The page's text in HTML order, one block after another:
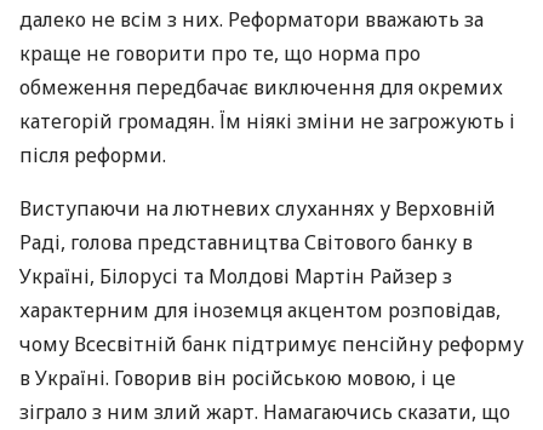
далеко не всім з них. Реформатори вважають за
краще не говорити про те, що норма про
обмеження передбачає виключення для окремих
категорій громадян. Їм ніякі зміни не загрожують і
після реформи.
Виступаючи на лютневих слуханнях у Верховній
Раді, голова представництва Світового банку в
Україні, Білорусі та Молдові Мартін Райзер з
характерним для іноземця акцентом розповідав,
чому Всесвітній банк підтримує пенсійну реформу
в Україні. Говорив він російською мовою, і це
зіграло з ним злий жарт. Намагаючись сказати, що